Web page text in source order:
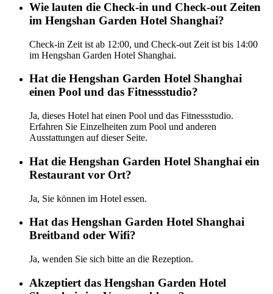
Wie lauten die Check-in und Check-out Zeiten
im Hengshan Garden Hotel Shanghai?
Check-in Zeit ist ab 12:00, und Check-out Zeit ist bis 14:00
im Hengshan Garden Hotel Shanghai.
Hat die Hengshan Garden Hotel Shanghai
einen Pool und das Fitnessstudio?
Ja, dieses Hotel hat einen Pool und das Fitnessstudio.
Erfahren Sie Einzelheiten zum Pool und anderen
Ausstattungen auf dieser Seite.
Hat die Hengshan Garden Hotel Shanghai ein
Restaurant vor Ort?
Ja, Sie können im Hotel essen.
Hat das Hengshan Garden Hotel Shanghai
Breitband oder Wifi?
Ja, wenden Sie sich bitte an die Rezeption.
Akzeptiert das Hengshan Garden Hotel